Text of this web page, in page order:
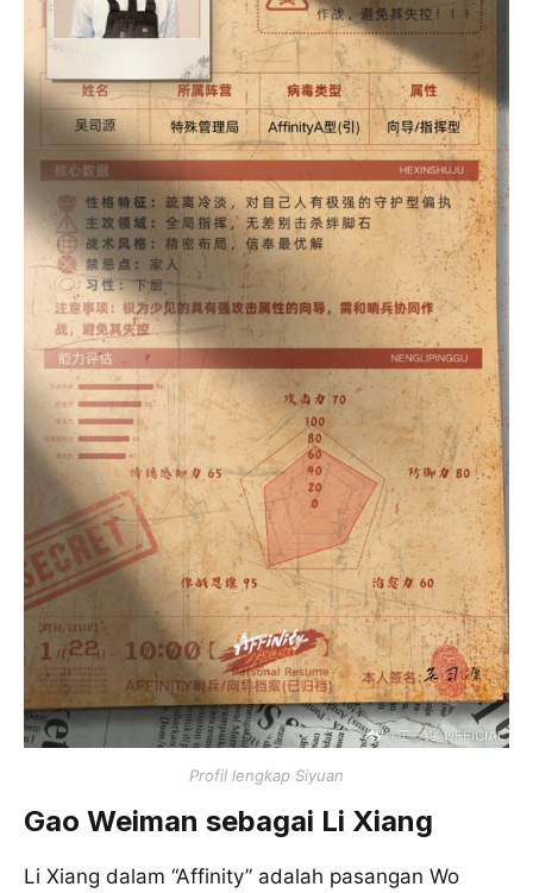
Profil lengkap Siyuan
Gao Weiman sebagai Li Xiang
Li Xiang dalam “Affinity” adalah pasangan Wo